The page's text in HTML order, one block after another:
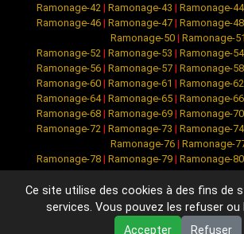
Ramonage-42| Ramonage-43 | Ramonage-44
Ramonage-46| Ramonage-47| Ramonage-48
Ramonage-50| Ramonage-51
Ramonage-52| Ramonage-53 | Ramonage-54
Ramonage-56| Ramonage-57| Ramonage-58
Ramonage-60| Ramonage-61 | Ramonage-62
Ramonage-64| Ramonage-65| Ramonage-66
Ramonage-68| Ramonage-69| Ramonage-70
Ramonage-72| Ramonage-73 | Ramonage-74
Ramonage-76| Ramonage-
Ramonage-78| Ramonage-79| Ramonage-80
Ramonage-82|Ramonage-83|Ramonage-84
Ramonage-86|Ramonage-87 |Ramonage-88
Ramonage-90|Ramonage-91|Ramonage-92
Ramonage-94|Ramonage-95
Ce site utilise des cookies à des fins de
services. Vous pouvez les refuser ou
Accepter
Refuser